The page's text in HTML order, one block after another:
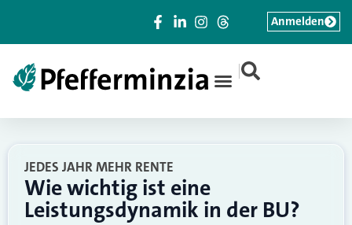
|
Anmelden
JEDES JAHR MEHR RENTE
Wie wichtig ist eine
Leistungsdynamik in der BU?